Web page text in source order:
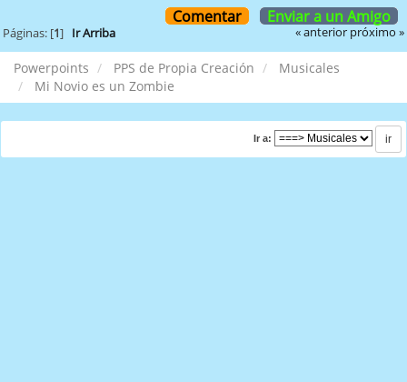
Comentar Enviar a un Amigo
Páginas: [1] Ir Arriba « anterior próximo »
Powerpoints PPS de Propia Creación
Musicales
Mi Novio es un Zombie
Ir a: